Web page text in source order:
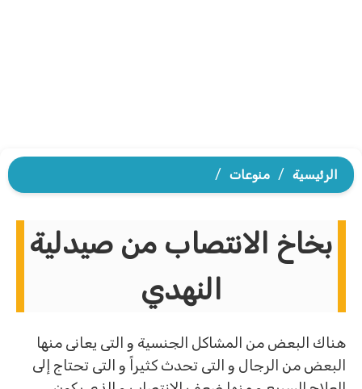
الرئيسية / منوعات /
بخاخ الانتصاب من صيدلية
النهدي
هناك البعض من المشاكل الجنسية و التى يعانى منها
البعض من الرجال و التى تحدث كثيراً و التى تحتاج إلى